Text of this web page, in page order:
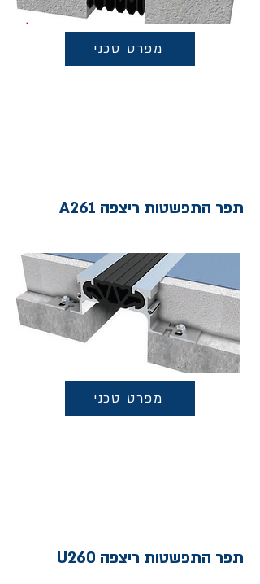
מפרט טכני
תפר התפשטות ריצפה A261
מפרט טכני
תפר התפשטות ריצפה U260